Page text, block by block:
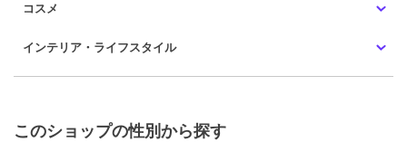
コスメ
インテリア・ライフスタイル
このショップの性別から探す